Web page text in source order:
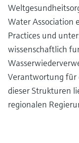
Water Association
Practices und
wissenschaftlich
Verantwortung für
dieser Strukturen
regionalen